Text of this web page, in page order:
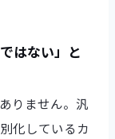
はない」と
りません。汎
化しているカ